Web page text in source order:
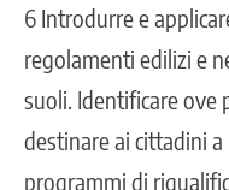
6 Introdurre e
regolamenti edilizi e
suoli. Identificare ove
destinare ai cittadini
programmi di